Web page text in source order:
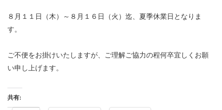
８月１１日（木）～８月１６日（火）迄、夏季休業日となりま
す。
ご不便をお掛けいたしますが、ご理解ご協力の程何卒宜しくお願
い申し上げます。
共有: